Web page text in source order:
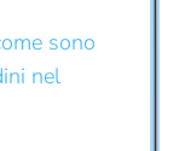
sono
nel